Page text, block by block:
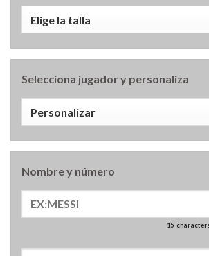
Selecciona jugador y personaliza
Nombre y número
15